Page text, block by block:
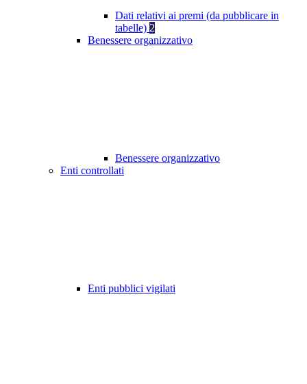
Dati relativi ai premi (da pubblicare in
tabelle) 2
Benessere organizzativo
Benessere organizzativo
Enti controllati
Enti pubblici vigilati